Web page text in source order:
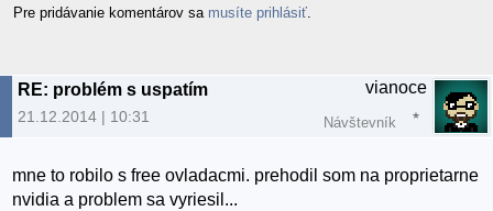
Pre pridávanie komentárov sa musíte prihlásiť
RE: problém s uspatím
21.12.2014 | 10:31
vianoce
Návštevník
mne to robilo s free ovladacmi. prehodil som na proprietarne
nvidia a problem sa vyriesil...